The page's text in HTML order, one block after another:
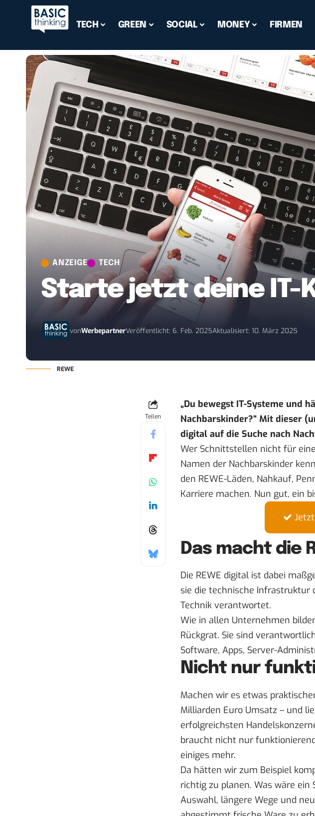
TECH GREEN SOCIAL MONEY FIRMEN
ANZEIGE TECH
Starte jetzt deine IT-
vonWerbepartnerVeröffentlicht: 6. Feb. 2025Aktualisiert: 10. März 2025
REWE
Teilen
„Du bewegst IT-Systeme und
Nachbarskinder?“ Mit dieser
digital auf die Suche nach
Wer Schnittstellen nicht für
Namen der Nachbarskinder
den REWE-Läden, Nahkauf,
Karriere machen. Nun gut, ein
Das macht die
Die REWE digital ist dabei
sie die technische Infrastruktur
Technik verantwortet.
Wie in allen Unternehmen
Rückgrat. Sie sind
Software, Apps, Server-
Nicht nur
Machen wir es etwas
Milliarden Euro Umsatz – und
erfolgreichsten
braucht nicht nur
einiges mehr.
Da hätten wir zum Beispiel
richtig zu planen. Was wäre
Auswahl, längere Wege und